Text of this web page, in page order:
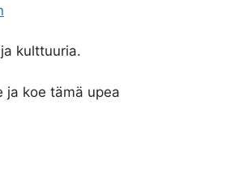
kulttuuria.
ja koe tämä upea